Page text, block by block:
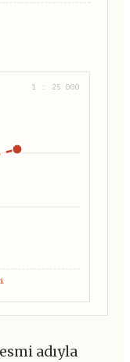
1 : 25 000
adıyla